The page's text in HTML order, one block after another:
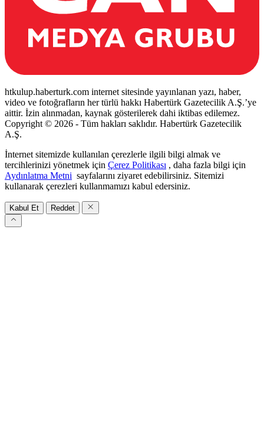
htkulup.haberturk.com internet sitesinde yayınlanan yazı, haber,
video ve fotoğrafların her türlü hakkı Habertürk Gazetecilik A.Ş.’ye
aittir. İzin alınmadan, kaynak gösterilerek dahi iktibas edilemez.
Copyright © 2026 - Tüm hakları saklıdır. Habertürk Gazetecilik
A.Ş.
İnternet sitemizde kullanılan çerezlerle ilgili bilgi almak ve
tercihlerinizi yönetmek için Çerez Politikası , daha fazla bilgi için
Aydınlatma Metni sayfalarını ziyaret edebilirsiniz. Sitemizi
kullanarak çerezleri kullanmamızı kabul edersiniz.
Kabul Et Reddet